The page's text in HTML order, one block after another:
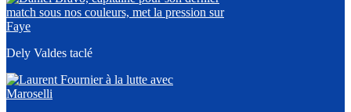
Dely Valdes taclé